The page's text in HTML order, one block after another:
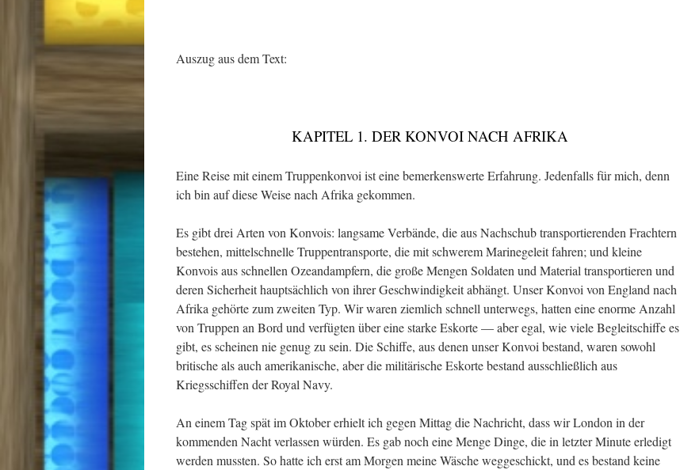
Auszug aus dem Text:
KAPITEL 1. DER KONVOI NACH AFRIKA
Eine Reise mit einem Truppenkonvoi ist eine bemerkenswerte Erfahrung. Jedenfalls für mich, denn
ich bin auf diese Weise nach Afrika gekommen.
Es gibt drei Arten von Konvois: langsame Verbände, die aus Nachschub transportierenden Frachtern
bestehen, mittelschnelle Truppentransporte, die mit schwerem Marinegeleit fahren; und kleine
Konvois aus schnellen Ozeandampfern, die große Mengen Soldaten und Material transportieren und
deren Sicherheit hauptsächlich von ihrer Geschwindigkeit abhängt. Unser Konvoi von England nach
Afrika gehörte zum zweiten Typ. Wir waren ziemlich schnell unterwegs, hatten eine enorme Anzahl
von Truppen an Bord und verfügten über eine starke Eskorte –– aber egal, wie viele Begleitschiffe es
gibt, es scheinen nie genug zu sein. Die Schiffe, aus denen unser Konvoi bestand, waren sowohl
britische als auch amerikanische, aber die militärische Eskorte bestand ausschließlich aus
Kriegsschiffen der Royal Navy.
An einem Tag spät im Oktober erhielt ich gegen Mittag die Nachricht, dass wir London in der
kommenden Nacht verlassen würden. Es gab noch eine Menge Dinge, die in letzter Minute erledigt
werden mussten. So hatte ich erst am Morgen meine Wäsche weggeschickt, und es bestand keine